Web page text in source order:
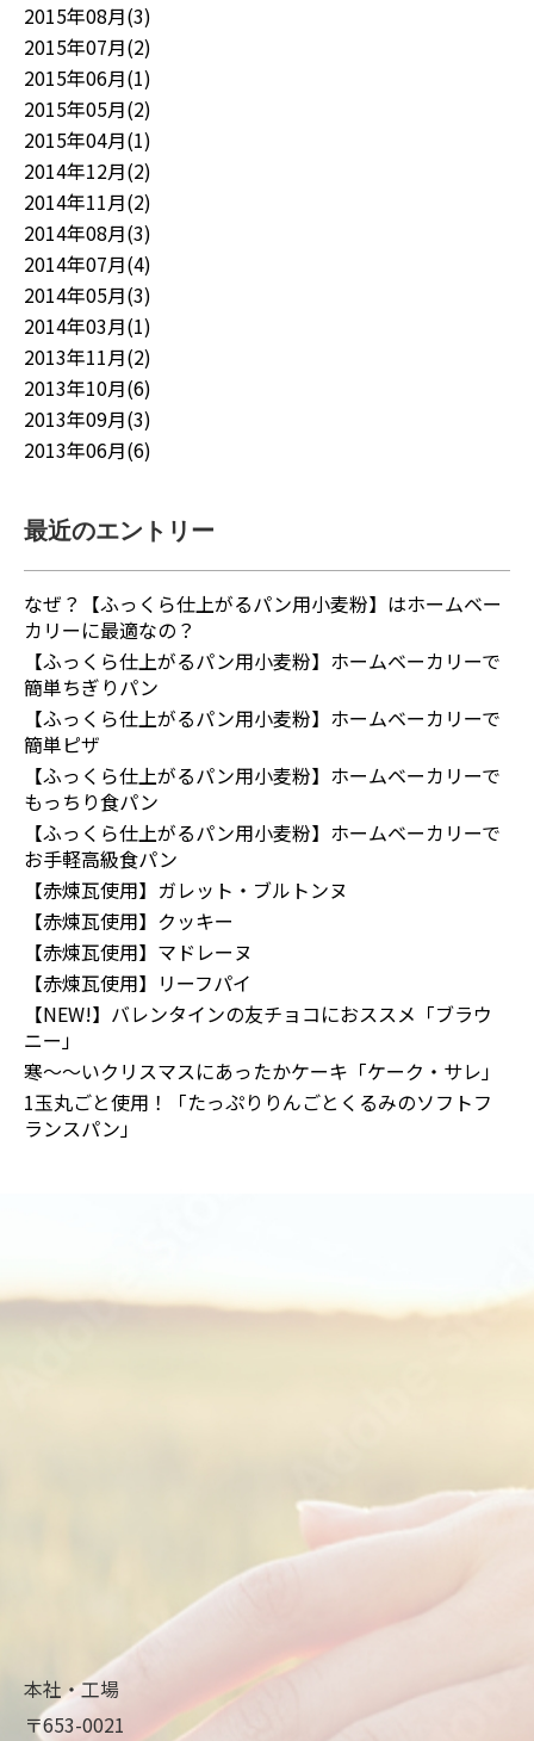
2015年08月(3)
2015年07月(2)
2015年06月(1)
2015年05月(2)
2015年04月(1)
2014年12月(2)
2014年11月(2)
2014年08月(3)
2014年07月(4)
2014年05月(3)
2014年03月(1)
2013年11月(2)
2013年10月(6)
2013年09月(3)
2013年06月(6)
最近のエントリー
なぜ？【ふっくら仕上がるパン用小麦粉】はホームベー
カリーに最適なの？
【ふっくら仕上がるパン用小麦粉】ホームベーカリーで
簡単ちぎりパン
【ふっくら仕上がるパン用小麦粉】ホームベーカリーで
簡単ピザ
【ふっくら仕上がるパン用小麦粉】ホームベーカリーで
もっちり食パン
【ふっくら仕上がるパン用小麦粉】ホームベーカリーで
お手軽高級食パン
【赤煉瓦使用】ガレット・ブルトンヌ
【赤煉瓦使用】クッキー
【赤煉瓦使用】マドレーヌ
【赤煉瓦使用】リーフパイ
【NEW!】バレンタインの友チョコにおススメ「ブラウ
ニー」
寒～～いクリスマスにあったかケーキ「ケーク・サレ」
1玉丸ごと使用！「たっぷりりんごとくるみのソフトフ
ランスパン」
本社・工場
〒653-0021